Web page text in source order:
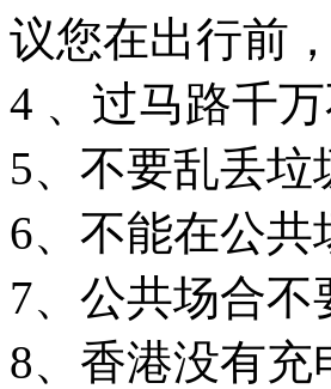
议您在出行前
4 、过马路千
5、不要乱丢垃
6、不能在公共
7、公共场合
8、香港没有